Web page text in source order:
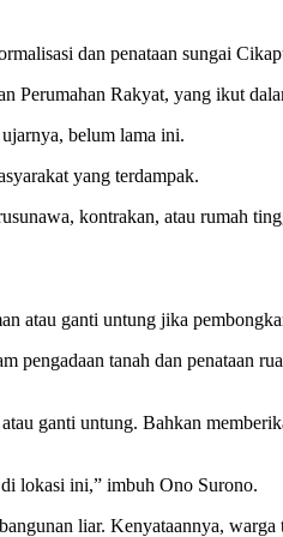
dan penataan sungai
Perumahan Rakyat, yang ikut
belum lama ini.
yang terdampak.
kontrakan, atau rumah
atau ganti untung jika
tanah dan penataan
ganti untung. Bahkan
lokasi ini,” imbuh Ono Surono.
liar. Kenyataannya,